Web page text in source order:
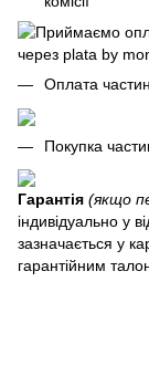
Оплата
Покупка
Гарантія (якщо
індивідуально у
зазначається у
гарантійним